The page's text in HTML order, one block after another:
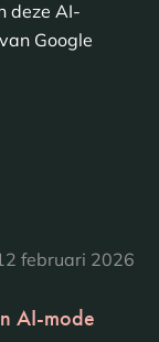
deze AI-
Google
februari 2026
AI-mode